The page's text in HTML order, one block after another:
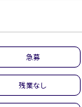
急募
残業なし